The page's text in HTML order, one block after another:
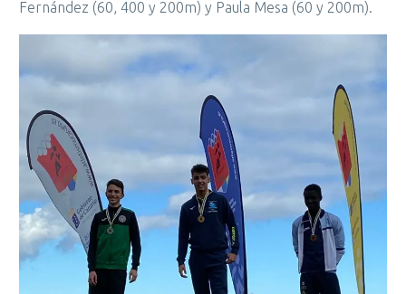
Fernández (60, 400 y 200m) y Paula Mesa (60 y 200m).